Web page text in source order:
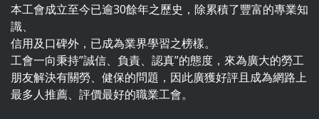
本工會成立至今已逾30餘年之歷史，除累積了豐富的專業知
識、
信用及口碑外，已成為業界學習之榜樣。
工會一向秉持”誠信、負責、認真”的態度，來為廣大的勞工
朋友解決有關勞、健保的問題，因此廣獲好評且成為網路上
最多人推薦、評價最好的職業工會。